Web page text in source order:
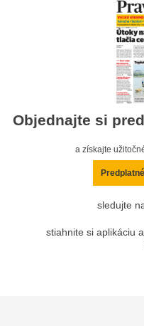
Objednajte si
a získajte
sledujte
stiahnite si aplikáciu